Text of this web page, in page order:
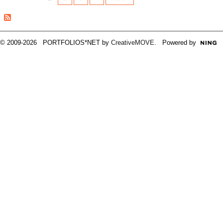
© 2009-2026 PORTFOLIOS*NET by CreativeMOVE . Powered by